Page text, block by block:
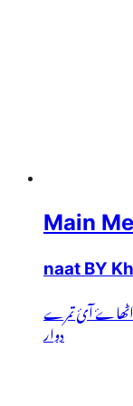
Main
naat BY
اٹھاۓ آئ تمرے
دوار